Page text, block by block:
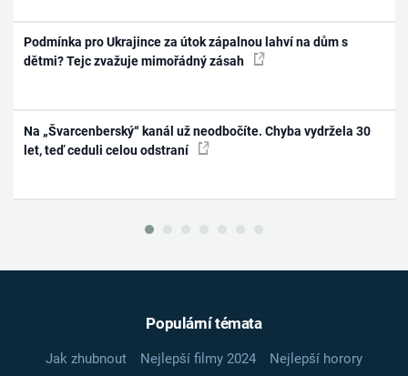
Podmínka pro Ukrajince za útok zápalnou lahví na dům s
dětmi? Tejc zvažuje mimořádný zásah
Na „Švarcenberský“ kanál už neodbočíte. Chyba vydržela 30
let, teď ceduli celou odstraní
Populární témata
Jak zhubnout Nejlepší filmy 2024
Nejlepší horory